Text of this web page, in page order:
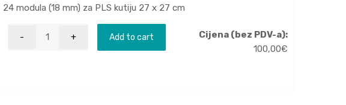
modula (18 mm) za PLS kutiju 27 x 27 cm
Add to cart
Cijena (bez PDV-a):
100,00€